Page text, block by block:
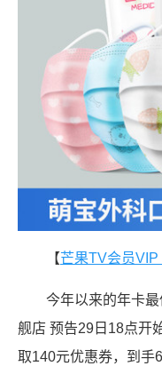
【芒果TV会员
今年以来的年卡
舰店 预告29日18点开
取140元优惠券，到手